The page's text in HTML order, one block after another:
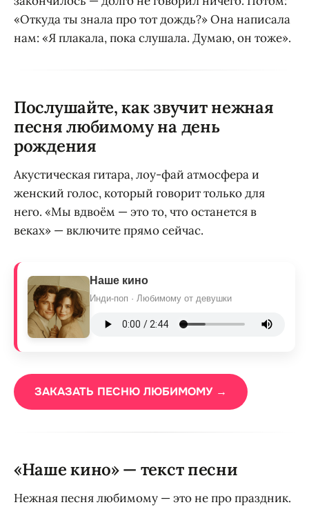
«Откуда ты знала про тот дождь?» Она написала
нам: «Я плакала, пока слушала. Думаю, он тоже».
Послушайте, как звучит нежная
песня любимому на день
рождения
Акустическая гитара, лоу-фай атмосфера и
женский голос, который говорит только для
него. «Мы вдвоём — это то, что останется в
веках» — включите прямо сейчас.
Наше кино
Инди-поп · Любимому от девушки
ЗАКАЗАТЬ ПЕСНЮ ЛЮБИМОМУ →
«Наше кино» — текст песни
Нежная песня любимому — это не про праздник.